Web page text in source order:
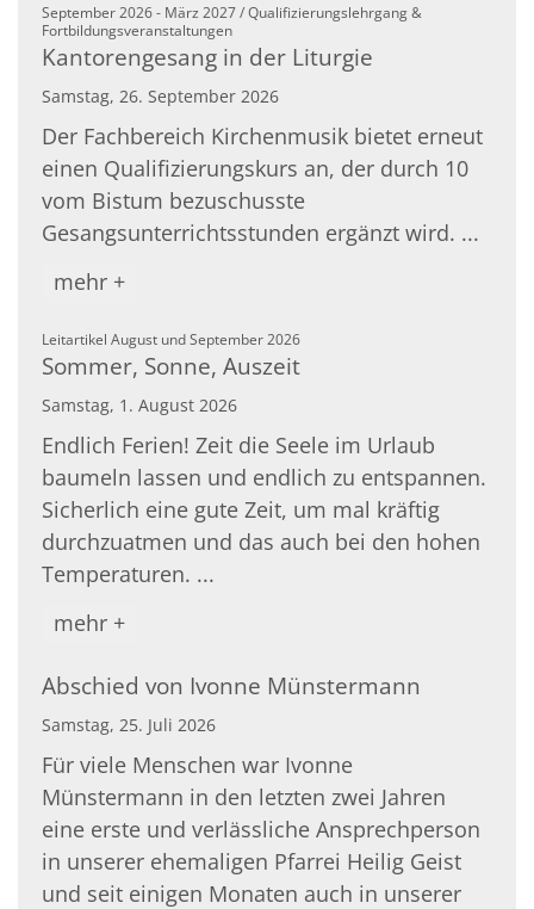
September 2026 - März 2027 / Qualifizierungslehrgang &
Fortbildungsveranstaltungen:
Kantorengesang in der Liturgie
Samstag, 26. September 2026
Der Fachbereich Kirchenmusik bietet erneut
einen Qualifizierungskurs an, der durch 10
vom Bistum bezuschusste
Gesangsunterrichtsstunden ergänzt wird. ...
mehr +
Leitartikel August und September 2026:
Sommer, Sonne, Auszeit
Samstag, 1. August 2026
Endlich Ferien! Zeit die Seele im Urlaub
baumeln lassen und endlich zu entspannen.
Sicherlich eine gute Zeit, um mal kräftig
durchzuatmen und das auch bei den hohen
Temperaturen. ...
mehr +
Abschied von Ivonne Münstermann
Samstag, 25. Juli 2026
Für viele Menschen war Ivonne
Münstermann in den letzten zwei Jahren
eine erste und verlässliche Ansprechperson
in unserer ehemaligen Pfarrei Heilig Geist
und seit einigen Monaten auch in unserer